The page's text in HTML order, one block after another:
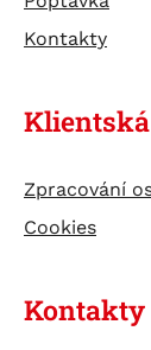
Kontakty
Zpracování
Cookies
Kontakty